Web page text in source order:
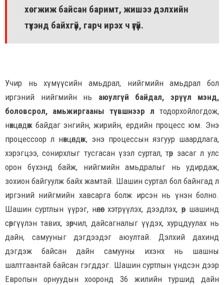
хөгжиж байсан баримт, жишээ дэлхийн
түүхэнд байхгүй, гарч ирэх ч үгүй.
Учир нь хүмүүсийн амьдрал, нийгмийн амьдрал бол
иргэний нийгмийн нь аюулгүй байдал, эрүүл мэнд,
боловсрол, амьжиргааны түвшнээр л тодорхойлогдож,
нөхцөлдөж байдаг энгийн, жирийн, ердийн процесс юм. Энэ
процессоор л нөхцөлдөж, энэ процессын язгуур шаардлага,
хэрэгцээ, сонирхлыг тусгасан үзэл суртал, төр засаг л улс
орон бүхэнд байж, нийгмийн амьдралыг нь удирдаж,
зохион байгуулж байх жамтай. Шашин суртал бол байнгад л
иргэний нийгмийн хавсарга болж ирсэн нь үнэн болно.
Шашин суртлын үүрэг, нөлөөг хэтрүүлэх, дээдлэх, өөр шашинд
сөргүүлэн тавих, зөрчил, дайсагналыг үүдэх, хурцдуулах нь
дайн, самууныг дэгдээдэг аюултай. Дэлхий дахинд
дэгдэж байсан дайн самууны ихэнх нь шашны
шалтгаантай байсан гэгддэг. Шашин суртлын үндсэн дээр
Европын орнуудын хооронд 36 жилийн туршид дайн